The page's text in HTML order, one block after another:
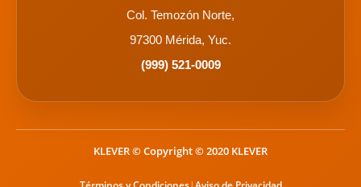
Col. Temozón Norte,
97300 Mérida, Yuc.
(999) 521-0009
KLEVER© Copyright © 2020 KLEVER